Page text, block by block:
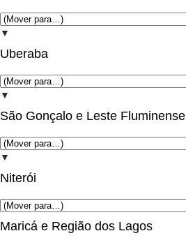
▼
Uberaba
▼
São Gonçalo e Leste Fluminense
▼
Niterói
Maricá e Região dos Lagos